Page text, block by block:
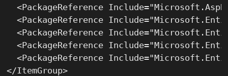
<PackageReference
<PackageReference
<PackageReference
<PackageReference
<PackageReference
</ItemGroup>